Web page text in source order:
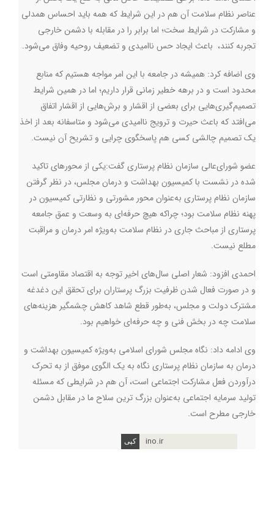
عناصر نظام سلامت آن هم در این شرایط که همه باید احساس همدلی
و مشارکت در شرایط سخت؛ اما برابر را در مقابله با دشمن خارجی
تجربه کنند، باعث ایجاد حس ناامیدی و تضعیف روحیه وفاق می‌شود.
وی اضافه کرد: همیشه در جامعه با این امر مواجه هستیم که منابع
محدود است و در برهه خطیر زمانی قرار داریم؛ اما در همین شرایط
تصمیم‌گیری‌هایی برای بعضی از اقشار و برش‌هایی از اقشار اتفاق
می‌افتد که باعث حیرت و ترویج ناامیدی می‌شود و متاسفانه بعد از اخذ
یک تصمیم چالشی کسی هم پاسخگوی چرایی و تشریح آن نیست.
عضو شورای‌عالی سازمان نظام پرستاری گفت:یکی از محورهای تاکید
شده در نشست با کمیسیون بهداشت و درمان مجلس، در نظر گرفتن
سازمان نظام پرستاری به‌عنوان محور مشورتی و نظارتی کمیسیون در
پهنه نظام سلامت بود؛ چراکه هیچ حرفه‌ای به وسعت و عمق جامعه
پرستاری از مباحث جاری در نظام سلامت به‌ویژه امر درمان و مراقبت
مطلع نیست.
احمدی افزود: شعار اصلی سال‌های اخیر توجه به اقتصاد مقاومتی است
و در صورت فعال شدن ظرفیت بزرگ پرستاران برای تحقق این دغدغه
مشترک دولت و مجلس، به‌طور قطع شاهد کاهش چشمگیر هزینه‌های
سلامت چه در بخش فنی و چه حرفه‌ای خواهیم بود.
وی ادامه داد: نگاه مجلس شورای اسلامی به‌ویژه کمیسیون بهداشت و
درمان به سازمان نظام پرستاری نگاه به یک الگوی موفق از به تحرک
درآوردن فعل مشارکت اجتماعی است، آن هم در شرایطی که مسئله
تولید سرمایه اجتماعی به‌عنوان بزرگ ترین سلاح ما در مقابل دشمن
خارجی مطرح است.
ino.ir